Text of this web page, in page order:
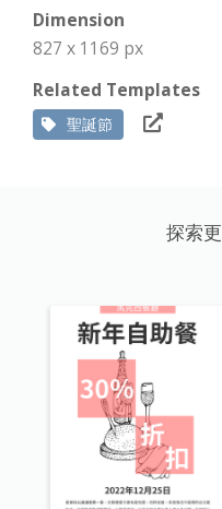
Dimension
827 x 1169 px
Related Templates
聖誕節
探索